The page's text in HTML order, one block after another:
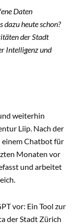
Daten
dazu heute schon?
der Stadt
Intelligenz und
weiterhin
Liip. Nach der
Chatbot für
Monaten vor
und arbeitet
vor: Ein Tool zur
der Stadt Zürich